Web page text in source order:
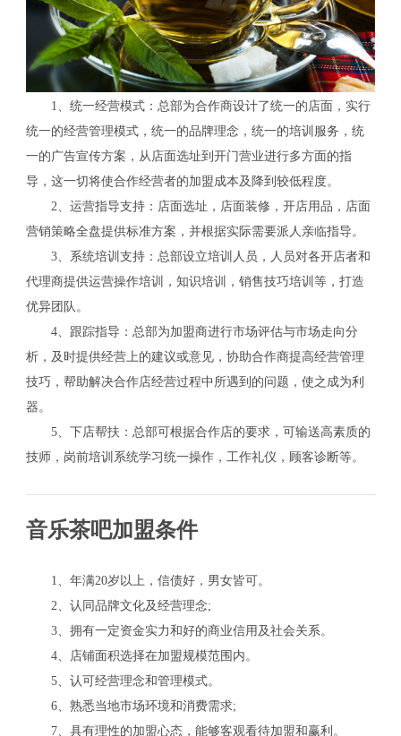
1、统一经营模式：总部为合作商设计了统一的店面，实行
统一的经营管理模式，统一的品牌理念，统一的培训服务，统
一的广告宣传方案，从店面选址到开门营业进行多方面的指
导，这一切将使合作经营者的加盟成本及降到较低程度。
2、运营指导支持：店面选址，店面装修，开店用品，店面
营销策略全盘提供标准方案，并根据实际需要派人亲临指导。
3、系统培训支持：总部设立培训人员，人员对各开店者和
代理商提供运营操作培训，知识培训，销售技巧培训等，打造
优异团队。
4、跟踪指导：总部为加盟商进行市场评估与市场走向分
析，及时提供经营上的建议或意见，协助合作商提高经营管理
技巧，帮助解决合作店经营过程中所遇到的问题，使之成为利
器。
5、下店帮扶：总部可根据合作店的要求，可输送高素质的
技师，岗前培训系统学习统一操作，工作礼仪，顾客诊断等。
音乐茶吧加盟条件
1、年满20岁以上，信债好，男女皆可。
2、认同品牌文化及经营理念;
3、拥有一定资金实力和好的商业信用及社会关系。
4、店铺面积选择在加盟规模范围内。
5、认可经营理念和管理模式。
6、熟悉当地市场环境和消费需求;
7、具有理性的加盟心态，能够客观看待加盟和赢利。